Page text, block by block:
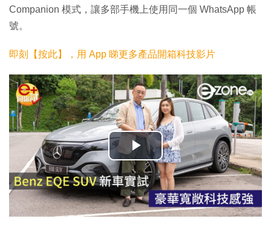
Companion 模式，讓多部手機上使用同一個 WhatsApp 帳
號。
即刻【按此】，用 App 睇更多產品開箱科技影片
播
放
影